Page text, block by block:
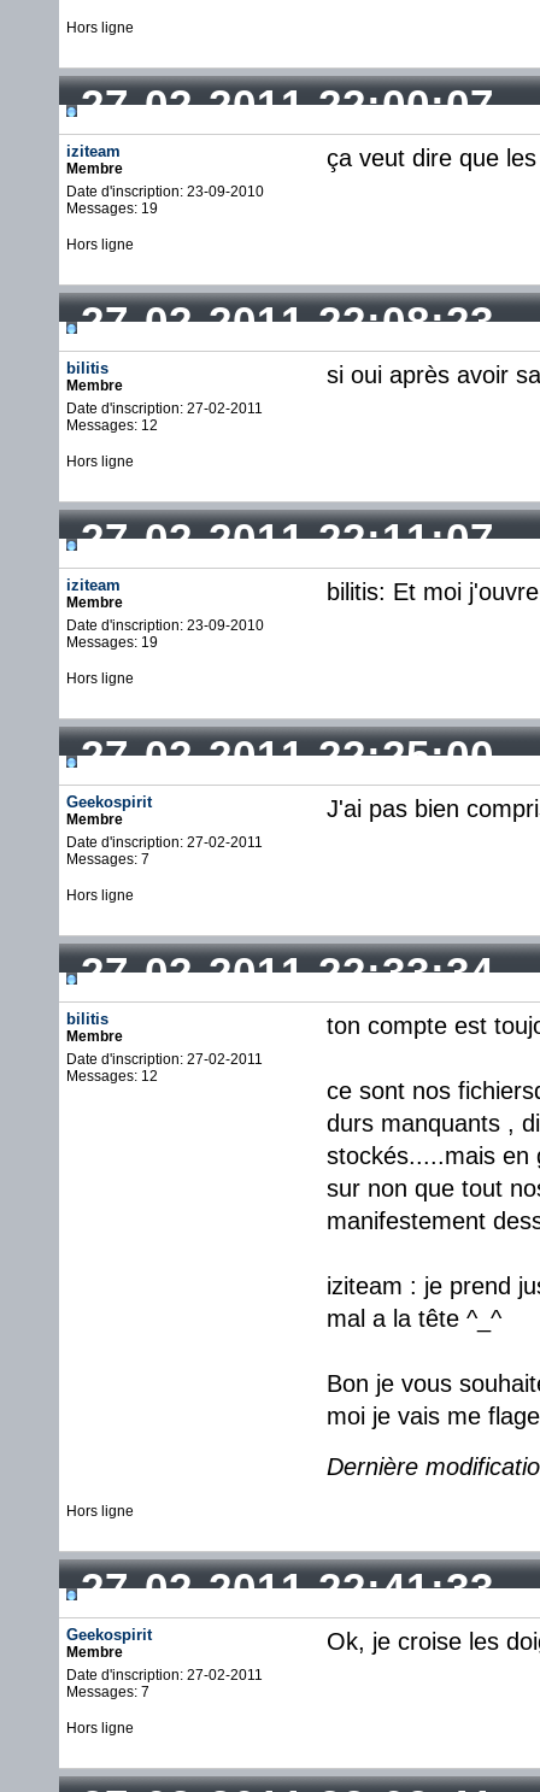
Hors ligne
27-02-2011 22:00:07
iziteam
Membre
Date d'inscription: 23-09-2010
Messages: 19
ça veut dire que
Hors ligne
27-02-2011 22:08:23
bilitis
Membre
Date d'inscription: 27-02-2011
Messages: 12
si oui après avoir
Hors ligne
27-02-2011 22:11:07
iziteam
Membre
Date d'inscription: 23-09-2010
Messages: 19
bilitis: Et moi
Hors ligne
27-02-2011 22:25:00
Geekospirit
Membre
Date d'inscription: 27-02-2011
Messages: 7
J'ai pas bien
Hors ligne
27-02-2011 22:33:34
bilitis
Membre
Date d'inscription: 27-02-2011
Messages: 12
ton compte est
ce sont nos
durs manquants ,
stockés.....mais en
sur non que tout
manifestement
iziteam : je prend
mal a la tête ^_^
Bon je vous
moi je vais me
Dernière
Hors ligne
27-02-2011 22:41:33
Geekospirit
Membre
Date d'inscription: 27-02-2011
Messages: 7
Ok, je croise les
Hors ligne